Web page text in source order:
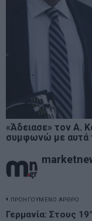
«Άδειασε» τον Α.
συμφωνώ με αυτά
ΠΡΟΗΓΟΥΜΕΝΟ ΑΡΘΡΟ
Previous
Γερμανία: Στους